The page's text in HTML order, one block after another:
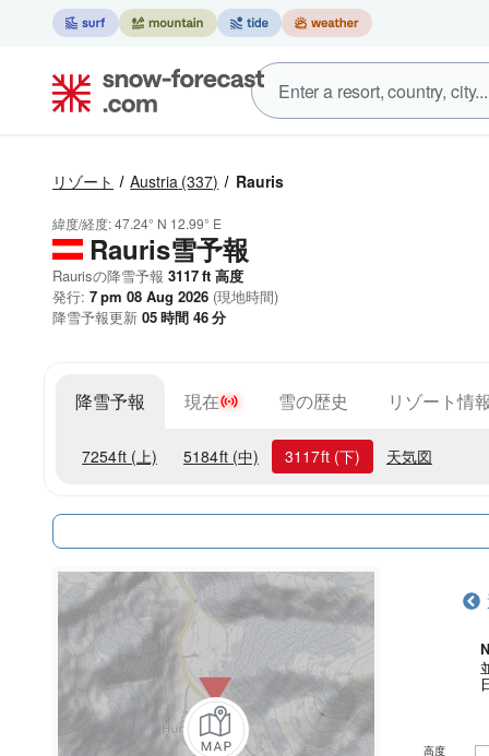
リゾート Austria (337) Rauris
緯度/経度:47.24° N 12.99° E
Rauris雪予報
Raurisの降雪予報 3117ft 高度
発行: 7 pm 08 Aug 2026 (現地時間)
降雪予報更新 05時間 46分
降雪予報 現在 雪の歴史 リゾート情
7254ft (上) 5184ft (中) 3117ft (下) 天気図
高度